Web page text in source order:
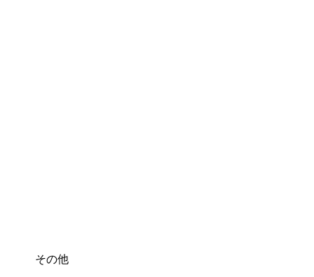
その他